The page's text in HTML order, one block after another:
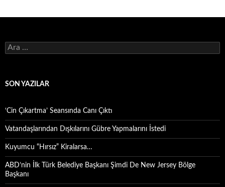
Arama:
SON YAZILAR
‘Cin Çıkartma’ Seansında Canı Çıktı
Vatandaşlarından Dışkılarını Gübre Yapmalarını İstedi
Kuyumcu “Hırsız” Kiralarsa…
ABD’nin İlk Türk Belediye Başkanı Şimdi De New Jersey Bölge
Başkanı